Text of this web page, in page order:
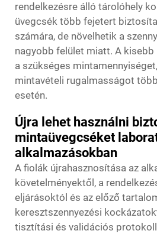
rendelkezésre álló tárolóhely
üvegcsék több fejetert
számára, de növelhetik a
nagyobb felület miatt. A
a szükséges
mintavételi rugalmasságot
esetén.
Újra lehet használni
mintaüvegcséket
alkalmazásokban
A fiolák újrahasznosítása az
követelményektől, a
eljárásoktól és az előző
keresztszennyezési
tisztítási és validációs